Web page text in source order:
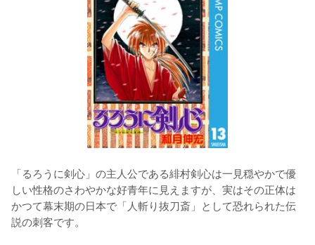
「るろうに剣心」の主人公である緋村剣心は一見穏やかで優
しい性格のさわやかな好青年に見えますが、実はその正体は
かつて幕末期の日本で「人斬り抜刀斎」として恐れられた伝
説の刺客です。